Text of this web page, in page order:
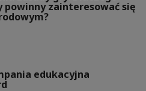
zainteresować się
edukacyjna